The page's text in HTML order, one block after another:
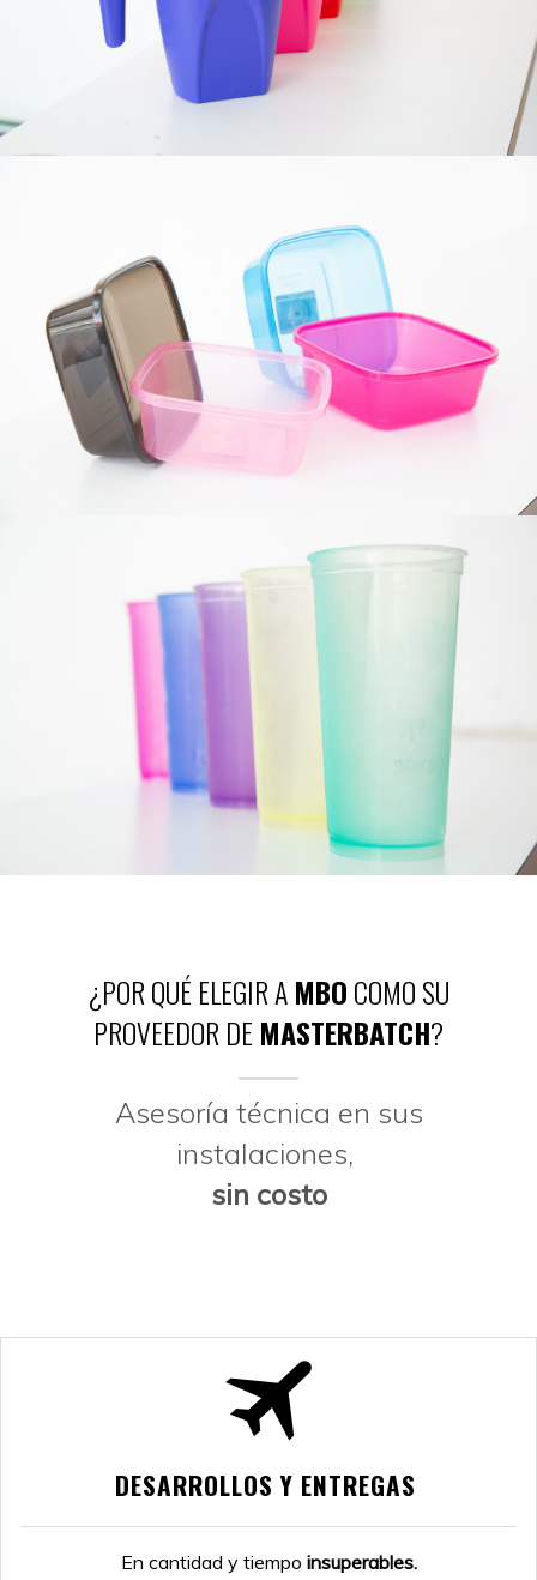
¿POR QUÉ ELEGIR AMBOCOMO SU
PROVEEDOR DE MASTERBATCH?
Asesoría técnica en sus
instalaciones,
sin costo
DESARROLLOS Y ENTREGAS
En cantidad y tiempo insuperables.